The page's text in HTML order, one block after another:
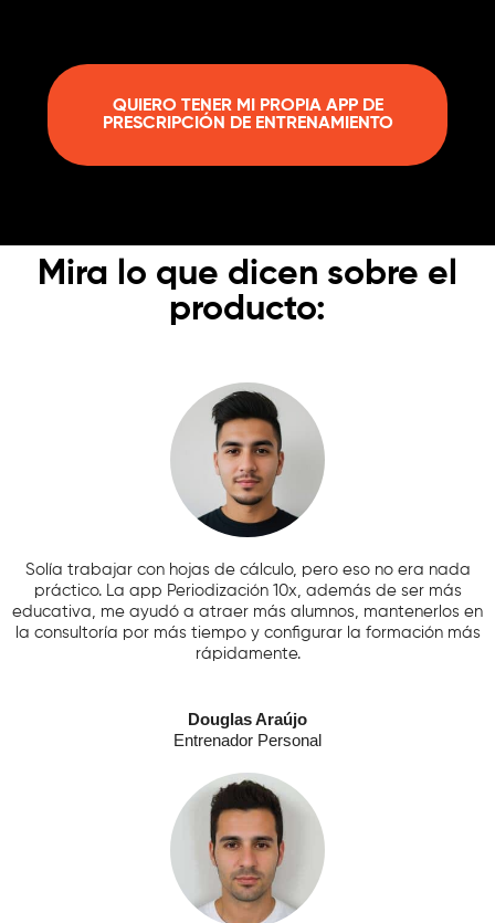
QUIERO TENER MI PROPIA APP DE
PRESCRIPCIÓN DE ENTRENAMIENTO
Mira lo que dicen sobre el
producto:​
Solía ​​trabajar con hojas de cálculo, pero eso no era nada
práctico. La app Periodización 10x, además de ser más
educativa, me ayudó a atraer más alumnos, mantenerlos en
la consultoría por más tiempo y configurar la formación más
rápidamente.
Douglas Araújo
Entrenador Personal